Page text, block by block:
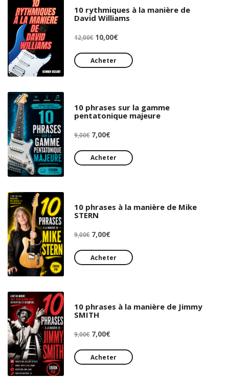
10 rythmiques à la manière de
David Williams
12,00€ Le
initial
était :
10,00€Le
actuel
Acheter
10 phrases sur la gamme
pentatonique majeure
9,00€ Le
initial
était :
9,00€.
7,00€Le
actuel
est :
7,00€.
Acheter
10 phrases à la manière de Mike
STERN
9,00€ Le
initial
était :
9,00€.
7,00€Le
actuel
est :
7,00€.
Acheter
10 phrases à la manière de Jimmy
SMITH
9,00€ Le
initial
était :
9,00€.
7,00€Le
actuel
est :
7,00€.
Acheter